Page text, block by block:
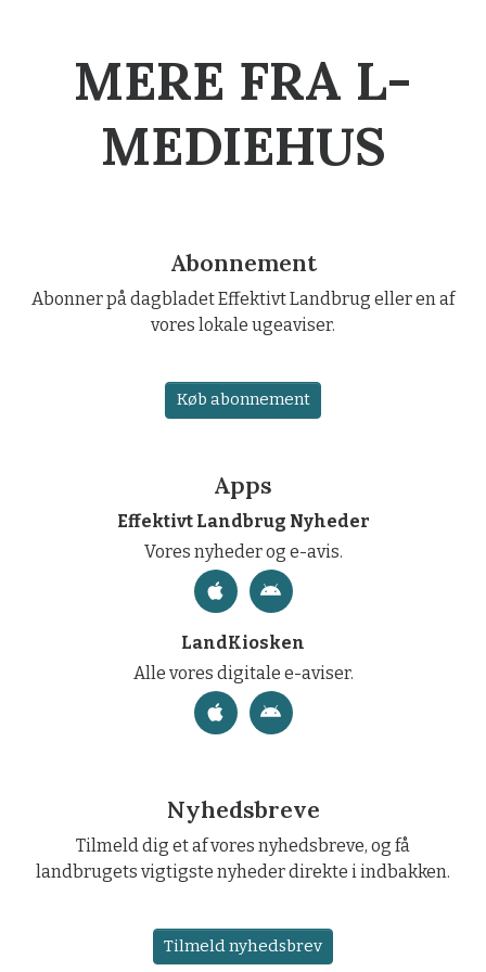
MERE FRA L-
MEDIEHUS
Abonnement
Abonner på dagbladet Effektivt Landbrug eller en af
vores lokale ugeaviser.
Køb abonnement
Apps
Effektivt Landbrug Nyheder
Vores nyheder og e-avis.
LandKiosken
Alle vores digitale e-aviser.
Nyhedsbreve
Tilmeld dig et af vores nyhedsbreve, og få
landbrugets vigtigste nyheder direkte i indbakken.
Tilmeld nyhedsbrev